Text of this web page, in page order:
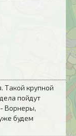
Такой крупной
пойдут
- Ворнеры,
будем